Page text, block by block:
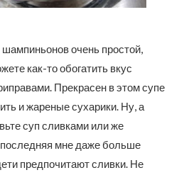
очень простой,
как-то обогатить вкус
Прекрасен в этом супе
и жареные сухарики. Ну, а
суп сливками или же
мне даже больше
предпочитают сливки. Не